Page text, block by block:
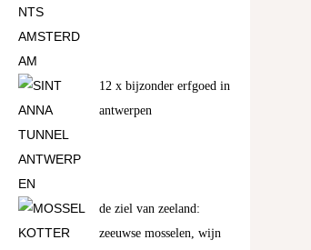
12 x bijzonder erfgoed in
antwerpen
de ziel van zeeland:
zeeuwse mosselen, wijn